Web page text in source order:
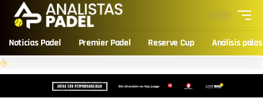
Noticias Padel Premier Padel Reserve Cup Análisis palas